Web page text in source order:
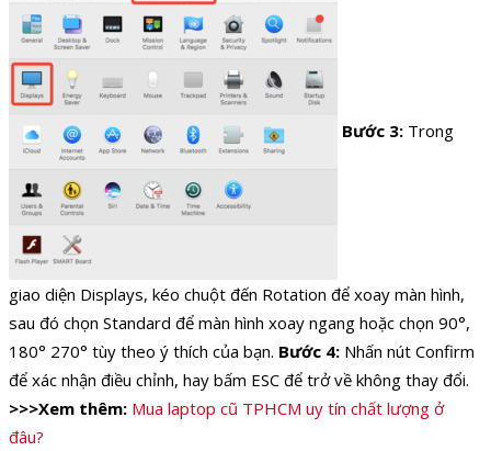
Bước 3: Trong
giao diện Displays, kéo chuột đến Rotation để xoay màn hình,
sau đó chọn Standard để màn hình xoay ngang hoặc chọn 90°,
180° 270° tùy theo ý thích của bạn. Bước 4: Nhấn nút Confirm
để xác nhận điều chỉnh, hay bấm ESC để trở về không thay đổi.
>>>Xem thêm: Mua laptop cũ TPHCM uy tín chất lượng ở
đâu?